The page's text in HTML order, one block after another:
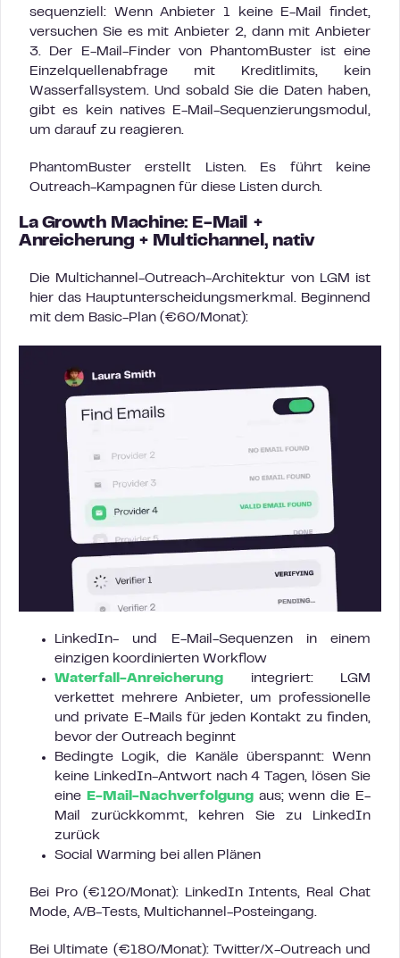
sequenziell: Wenn Anbieter 1 keine E-Mail findet,
versuchen Sie es mit Anbieter 2, dann mit Anbieter
3. Der E-Mail-Finder von PhantomBuster ist eine
Einzelquellenabfrage mit Kreditlimits, kein
Wasserfallsystem. Und sobald Sie die Daten haben,
gibt es kein natives E-Mail-Sequenzierungsmodul,
um darauf zu reagieren.
PhantomBuster erstellt Listen. Es führt keine
Outreach-Kampagnen für diese Listen durch.
La Growth Machine: E-Mail +
Anreicherung + Multichannel, nativ
Die Multichannel-Outreach-Architektur von LGM ist
hier das Hauptunterscheidungsmerkmal. Beginnend
mit dem Basic-Plan (€60/Monat):
LinkedIn- und E-Mail-Sequenzen in einem
einzigen koordinierten Workflow
Waterfall-Anreicherung integriert: LGM
verkettet mehrere Anbieter, um professionelle
und private E-Mails für jeden Kontakt zu finden,
bevor der Outreach beginnt
Bedingte Logik, die Kanäle überspannt: Wenn
keine LinkedIn-Antwort nach 4 Tagen, lösen Sie
eine
E-Mail-Nachverfolgungaus; wenn die E-
Mail zurückkommt, kehren Sie zu LinkedIn
zurück
Social Warming bei allen Plänen
Bei Pro (€120/Monat): LinkedIn Intents, Real Chat
Mode, A/B-Tests, Multichannel-Posteingang.
Bei Ultimate (€180/Monat): Twitter/X-Outreach und